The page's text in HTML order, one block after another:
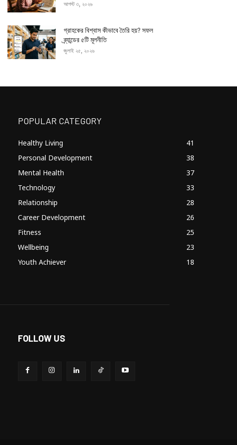
আগস্ট ৩, ২০২৬
গ্রাহকের বিশ্বাস কীভাবে তৈরি হয়? সফল
ব্র্যান্ডের ৫টি মূলনীতি
জুলাই ২৫, ২০২৬
POPULAR CATEGORY
Healthy Living
41
Personal Development
38
Mental Health
37
Technology
33
Relationship
28
Career Development
26
Fitness
25
Wellbeing
23
Youth Achiever
18
FOLLOW US